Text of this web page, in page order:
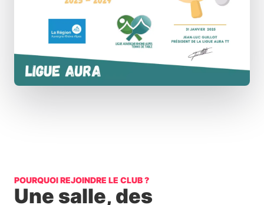
POURQUOI REJOINDRE LE CLUB ?
Une salle, des